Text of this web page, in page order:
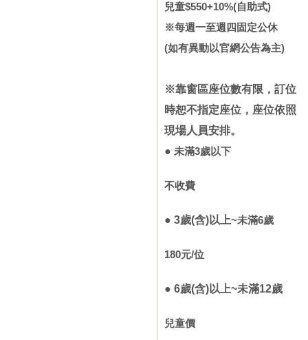
兒童$550+10%(自助式)
※每週一至週 四固定公休
(如有異動以官網公告為主)
※靠窗區座位數有限，訂位
時恕不指定座位，座位依照
現場人員安排。
● 未滿3歲以下
不收費
● 3歲(含)以上~未滿6歲
180元/位
● 6歲(含)以上~未滿12歲
兒童價